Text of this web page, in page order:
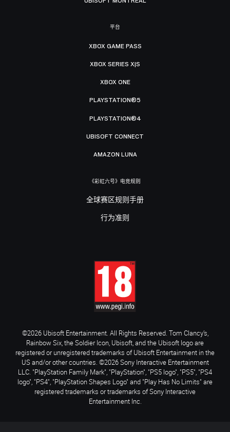
平台
XBOX GAME PASS
XBOX SERIES X|S
XBOX ONE
PLAYSTATION®5
PLAYSTATION®4
UBISOFT CONNECT
AMAZON LUNA
《彩虹六号》电竞规则
全球赛区规则手册
行为准则
©2026 Ubisoft Entertainment. All Rights Reserved. Tom Clancy’s,
Rainbow Six, the Soldier Icon, Ubisoft, and the Ubisoft logo are
registered or unregistered trademarks of Ubisoft Entertainment in the
US and/or other countries. ©2026 Sony Interactive Entertainment
LLC. "PlayStation Family Mark", "PlayStation", "PS5 logo", "PS5", "PS4
logo", "PS4", "PlayStation Shapes Logo" and "Play Has No Limits" are
registered trademarks or trademarks of Sony Interactive
Entertainment Inc.